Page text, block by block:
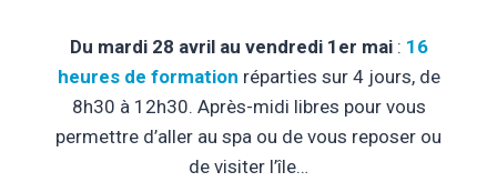
Du mardi 28 avril au vendredi 1er mai : 16
heures de formation réparties sur 4 jours, de
8h30 à 12h30. Après-midi libres pour vous
permettre d’aller au spa ou de vous reposer ou
de visiter l’île…